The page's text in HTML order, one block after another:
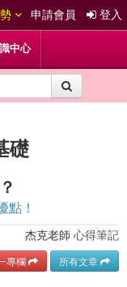
申請會員 登入
中心
礎
點！
杰克老師 心得筆記
專欄 所有文章